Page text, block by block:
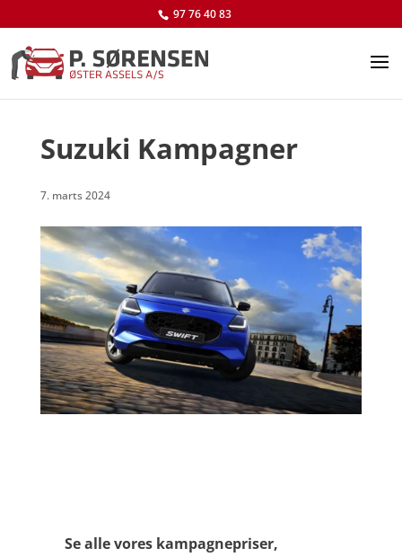
97 76 40 83
Suzuki Kampagner
7. marts 2024
Se alle vores kampagnepriser,